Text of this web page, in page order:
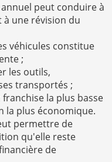
peut conduire à
une révision du
véhicules constitue
;
les outils,
transportés ;
la plus basse
la plus économique.
permettre de
qu'elle reste
de